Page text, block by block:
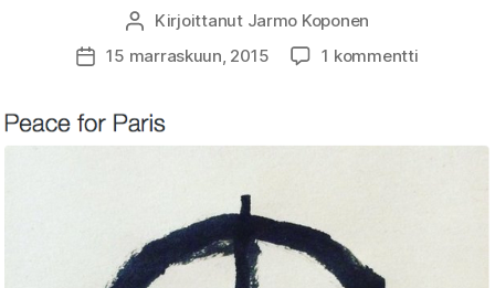
Kirjoittaja
Kirjoittanut Jarmo Koponen
Julkaisupäivämäärä
15 marraskuun, 2015 1 kommenttiartikkeliin